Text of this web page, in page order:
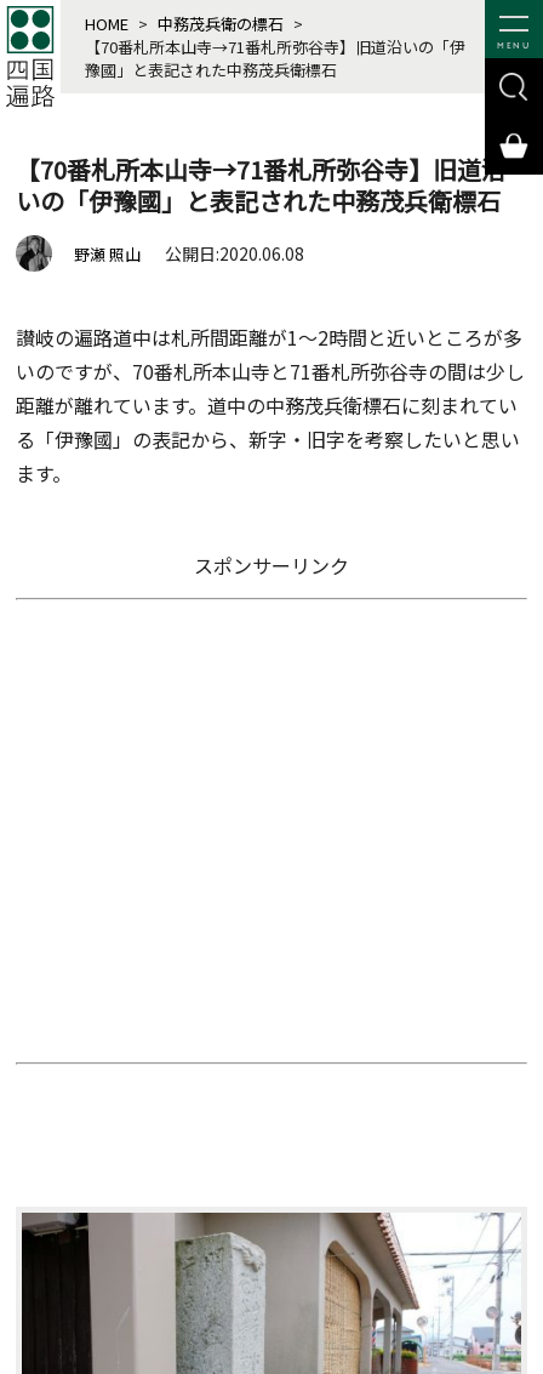
MENU
HOME > 中務茂兵衛の標石 >
【70番札所本山寺→71番札所弥谷寺】旧道沿いの「伊
豫國」と表記された中務茂兵衛標石
【70番札所本山寺→71番札所弥谷寺】旧道沿
いの「伊豫國」と表記された中務茂兵衛標石
野瀬 照山 公開日:2020.06.08
讃岐の遍路道中は札所間距離が1～2時間と近いところが多
いのですが、70番札所本山寺と71番札所弥谷寺の間は少し
距離が離れています。道中の中務茂兵衛標石に刻まれてい
る「伊豫國」の表記から、新字・旧字を考察したいと思い
ます。
スポンサーリンク